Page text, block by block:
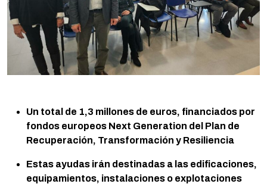
Un total de 1,3 millones de euros, financiados por
fondos europeos Next Generation del Plan de
Recuperación, Transformación y Resiliencia
Estas ayudas irán destinadas a las edificaciones,
equipamientos, instalaciones o explotaciones